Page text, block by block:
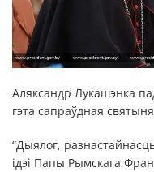
Аляксандр Лукашэнка
гэта сапраўдная
“Дыялог,
ідэі Папы Рымскага